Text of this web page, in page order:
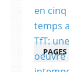
PAGES